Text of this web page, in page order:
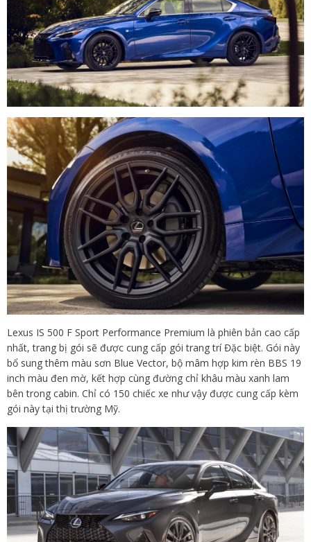
Lexus IS 500 F Sport Performance Premium là phiên bản cao cấp
nhất, trang bị gói sẽ được cung cấp gói trang trí Đặc biệt. Gói này
bổ sung thêm màu sơn Blue Vector, bộ mâm hợp kim rèn BBS 19
inch màu đen mờ, kết hợp cùng đường chỉ khâu màu xanh lam
bên trong cabin. Chỉ có 150 chiếc xe như vậy được cung cấp kèm
gói này tại thị trường Mỹ.